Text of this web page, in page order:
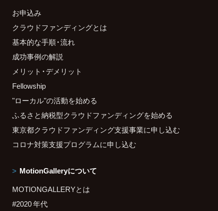
お申込み
クラウドファンディングとは
基本的な手順・流れ
成功事例の解説
メリット・デメリット
Fellowship
"ローカル"の活動を始める
ふるさと納税型クラウドファンディングを始める
東京都クラウドファンディング支援事業に申し込む
コロナ対策支援プログラムに申し込む
MotionGalleryについて
MOTIONGALLERYとは
#2020 年代